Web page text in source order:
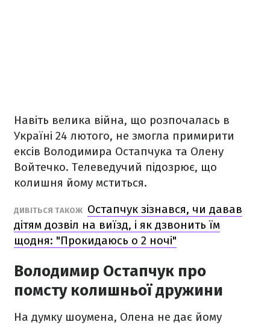
Навіть велика війна, що розпочалась в
Україні 24 лютого, не змогла примирити
ексів Володимира Остапчука та Олену
Войтечко. Телеведучий підозрює, що
колишня йому мститься.
ДИВІТЬСЯ ТАКОЖ Остапчук зізнався, чи давав
дітям дозвіл на виїзд, і як дзвонить їм
щодня: "Прокидаюсь о 2 ночі"
Володимир Остапчук про
помсту колишньої дружини
На думку шоумена, Олена не дає йому